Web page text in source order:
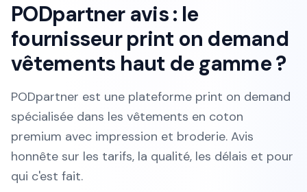
PODpartner avis : le
fournisseur print on demand
vêtements haut de gamme ?
PODpartner est une plateforme print on demand
spécialisée dans les vêtements en coton
premium avec impression et broderie. Avis
honnête sur les tarifs, la qualité, les délais et pour
qui c'est fait.